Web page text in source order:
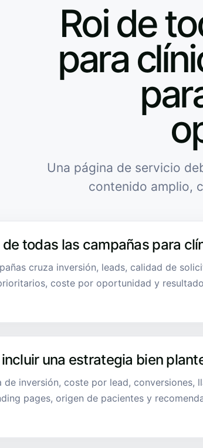
Roi de
para
Una página de servicio
contenido amplio,
de todas las campañas para
cruza inversión, leads, calidad de
coste por oportunidad y
una estrategia bien
de inversión, coste por lead, conversiones,
pages, origen de pacientes y